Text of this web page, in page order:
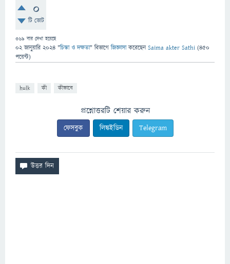
0
টি ভোট
369 বার দেখা হয়েছে
02 জানুয়ারি 2024 "চিন্তা ও দক্ষতা" বিভাগে জিজ্ঞাসাকরেছেনSaima akter Sathi (450
পয়েন্ট)
hulk কী কীভাবে
প্রশ্নোত্তরটি শেয়ার করুন
ফেসবুক লিঙ্কইডিন Telegram